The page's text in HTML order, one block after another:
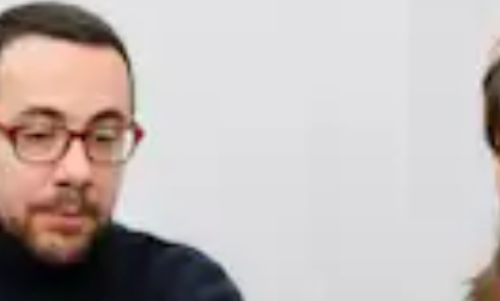
salariés et l'atteinte des objectifs de présence grâce
s'ils effectuent l'intégralité de leurs quarts de
de maladie.
pour les opérations, comme l'industrie
génère des ruptures de couverture.